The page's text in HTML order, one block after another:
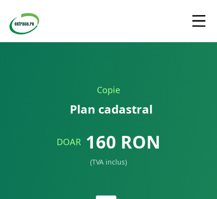
Copie
Plan cadastral
DOAR 160 RON
(TVA inclus)